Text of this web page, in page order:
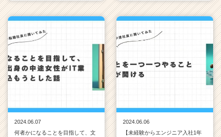
2024.06.07
何者かになることを目指して、文
2024.06.06
【未経験からエンジニア入社1年